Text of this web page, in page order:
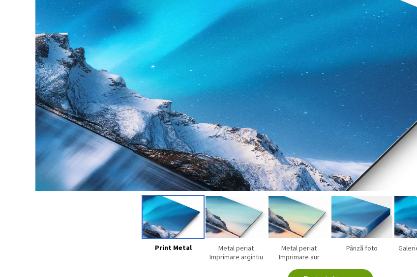
Print Metal
Metal periat
Imprimare argintiu
Metal periat
Imprimare aur
Pânză foto